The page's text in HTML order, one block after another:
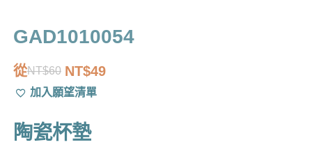
GAD1010054
從NT$60
原
始
價
格：
NT$49
目
前
價
格：
加入願望清單
陶瓷杯墊